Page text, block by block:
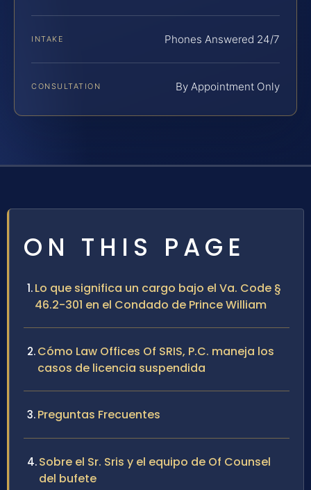
INTAKE Phones Answered 24/7
CONSULTATION By Appointment Only
ON THIS PAGE
Lo que significa un cargo bajo el Va. Code §
46.2-301 en el Condado de Prince William
Cómo Law Offices Of SRIS, P.C. maneja los
casos de licencia suspendida
Preguntas Frecuentes
Sobre el Sr. Sris y el equipo de Of Counsel
del bufete